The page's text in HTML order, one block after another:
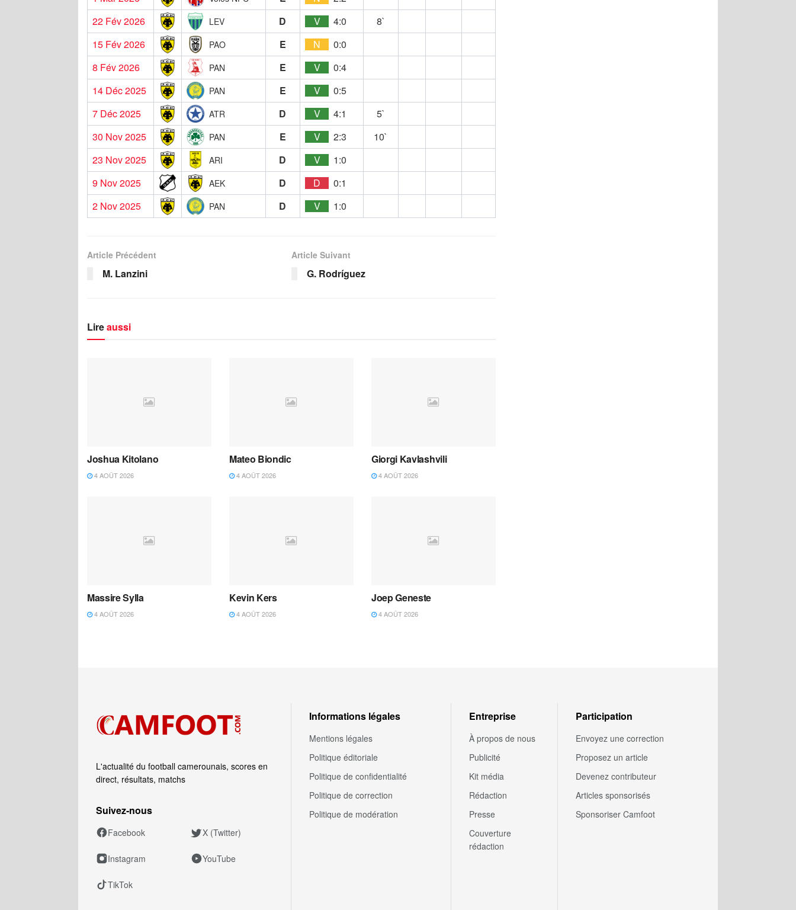
22 Fév 2026
LEV D V 4:0
8`
15 Fév 2026
PAO E N
0:0
8 Fév 2026
PAN E V
0:4
14 Déc 2025
PAN E V
0:5
7 Déc 2025
ATR D V 4:1
5`
30 Nov 2025
PAN E V 2:3
10`
23 Nov 2025
ARI D V
1:0
9 Nov 2025
AEK D D
0:1
2 Nov 2025
PAN D V 1:0
Article Précédent
M. Lanzini
Article Suivant
G. Rodríguez
Lireaussi
Joshua Kitolano
4 AOÛT 2026
Mateo Biondic
4 AOÛT 2026
Giorgi Kavlashvili
4 AOÛT 2026
Massire Sylla
4 AOÛT 2026
Kevin Kers
4 AOÛT 2026
Joep Geneste
4 AOÛT 2026
L'actualité du football camerounais, scores en
direct, résultats, matchs
Suivez‑nous
Facebook X (Twitter)
Instagram YouTube
TikTok
Informations légales
Mentions légales
Politique éditoriale
Politique de confidentialité
Politique de correction
Politique de modération
Entreprise
À propos de nous
Publicité
Kit média
Rédaction
Presse
Couverture
rédaction
Participation
Envoyez une correction
Proposez un article
Devenez contributeur
Articles sponsorisés
Sponsoriser Camfoot